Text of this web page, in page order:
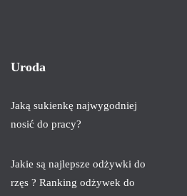
Uroda
Jaką sukienkę najwygodniej
nosić do pracy?
Jakie są najlepsze odżywki do
rzęs ? Ranking odżywek do